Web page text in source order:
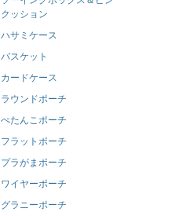
クッション
ハサミケース
バスケット
カードケース
ラウンドポーチ
ぺたんこポーチ
フラットポーチ
プラがまポーチ
ワイヤーポーチ
グラニーポーチ